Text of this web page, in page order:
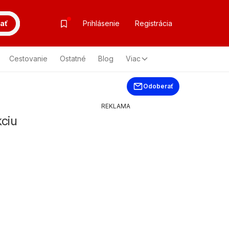
Prihlásenie Registrácia
Cestovanie Ostatné Blog Viac
Odoberať
REKLAMA